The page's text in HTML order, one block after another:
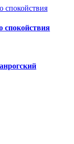
спокойствия